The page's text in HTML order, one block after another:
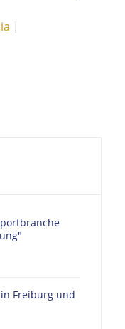
|
Freiburg und